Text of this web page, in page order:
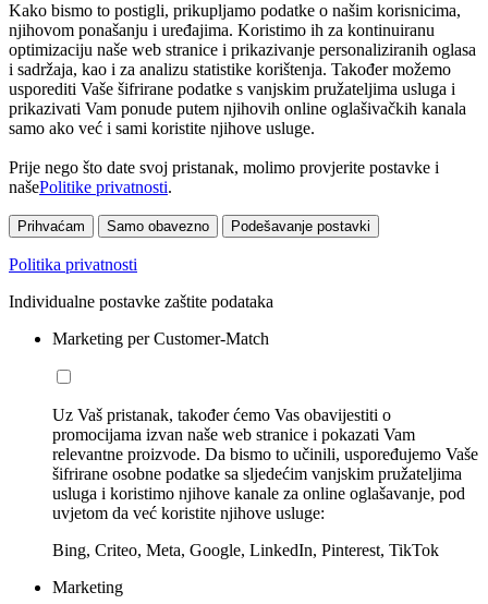
Kako bismo to postigli, prikupljamo podatke o našim korisnicima,
njihovom ponašanju i uređajima. Koristimo ih za kontinuiranu
optimizaciju naše web stranice i prikazivanje personaliziranih oglasa
i sadržaja, kao i za analizu statistike korištenja. Također možemo
usporediti Vaše šifrirane podatke s vanjskim pružateljima usluga i
prikazivati Vam ponude putem njihovih online oglašivačkih kanala
samo ako već i sami koristite njihove usluge.
Prije nego što date svoj pristanak, molimo provjerite postavke i
našePolitike privatnosti.
Prihvaćam Samo obavezno Podešavanje postavki
Politika privatnosti
Individualne postavke zaštite podataka
Marketing per Customer-Match
Uz Vaš pristanak, također ćemo Vas obavijestiti o
promocijama izvan naše web stranice i pokazati Vam
relevantne proizvode. Da bismo to učinili, uspoređujemo Vaše
šifrirane osobne podatke sa sljedećim vanjskim pružateljima
usluga i koristimo njihove kanale za online oglašavanje, pod
uvjetom da već koristite njihove usluge:
Bing, Criteo, Meta, Google, LinkedIn, Pinterest, TikTok
Marketing